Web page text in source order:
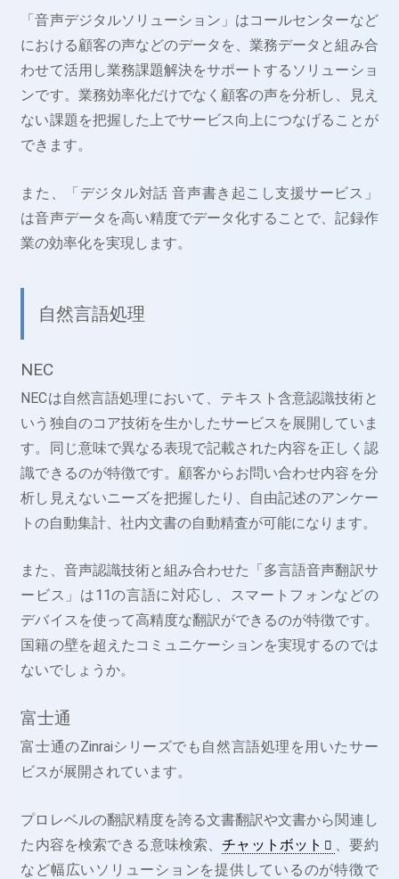
「音声デジタルソリューション」はコールセンターなど
における顧客の声などのデータを、業務データと組み合
わせて活用し業務課題解決をサポートするソリューショ
ンです。業務効率化だけでなく顧客の声を分析し、見え
ない課題を把握した上でサービス向上につなげることが
できます。
また、「デジタル対話 音声書き起こし支援サービス」
は音声データを高い精度でデータ化することで、記録作
業の効率化を実現します。
自然言語処理
NEC
NECは自然言語処理において、テキスト含意認識技術と
いう独自のコア技術を生かしたサービスを展開していま
す。同じ意味で異なる表現で記載された内容を正しく認
識できるのが特徴です。顧客からお問い合わせ内容を分
析し見えないニーズを把握したり、自由記述のアンケー
トの自動集計、社内文書の自動精査が可能になります。
また、音声認識技術と組み合わせた「多言語音声翻訳サ
ービス」は11の言語に対応し、スマートフォンなどの
デバイスを使って高精度な翻訳ができるのが特徴です。
国籍の壁を超えたコミュニケーションを実現するのでは
ないでしょうか。
富士通
富士通のZinraiシリーズでも自然言語処理を用いたサー
ビスが展開されています。
プロレベルの翻訳精度を誇る文書翻訳や文書から関連し
た内容を検索できる意味検索、チャットボット
、要約
など幅広いソリューションを提供しているのが特徴で